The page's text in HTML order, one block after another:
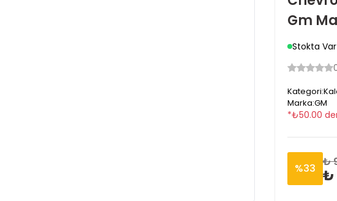
Gm
Stokta Var
Kategori:
Marka:GM
*₺50.00
%33 ₺
₺